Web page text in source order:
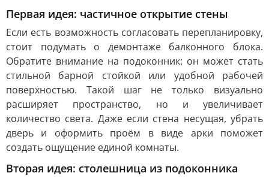
Первая идея: частичное открытие стены
Если есть возможность согласовать перепланировку,
стоит подумать о демонтаже балконного блока.
Обратите внимание на подоконник: он может стать
стильной барной стойкой или удобной рабочей
поверхностью. Такой шаг не только визуально
расширяет пространство, но и увеличивает
количество света. Даже если стена несущая, убрать
дверь и оформить проём в виде арки поможет
создать ощущение единой комнаты.
Вторая идея: столешница из подоконника